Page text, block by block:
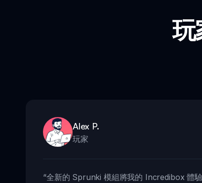
玩
Alex P.
玩家
“全新的 Sprunki 模組將我的 Incredibox 體驗